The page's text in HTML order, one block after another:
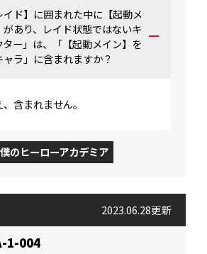
イド】に囲まれた中に【起動メ
があり、レイド状態ではないキ
ター」は、「【起動メイン】を
ャラ」に含まれますか？
含まれません。
僕のヒーローアカデミア
2023.06.28更新
1-004